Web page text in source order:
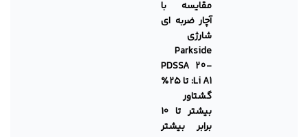
مقایسه با
آچار ضربه ای
شارژی
Parkside
PDSSA 20-
Li A1: تا ۲۵٪
گشتاور
بیشتر تا ۱۰
برابر بیشتر